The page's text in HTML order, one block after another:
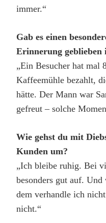
immer.“
Gab es einen
Erinnerung geblieben
„Ein Besucher hat mal
Kaffeemühle bezahlt,
hätte. Der Mann war
gefreut – solche
Wie gehst du mit
Kunden um?
„Ich bleibe ruhig. Bei
besonders gut auf.
dem verhandle ich
nicht.“